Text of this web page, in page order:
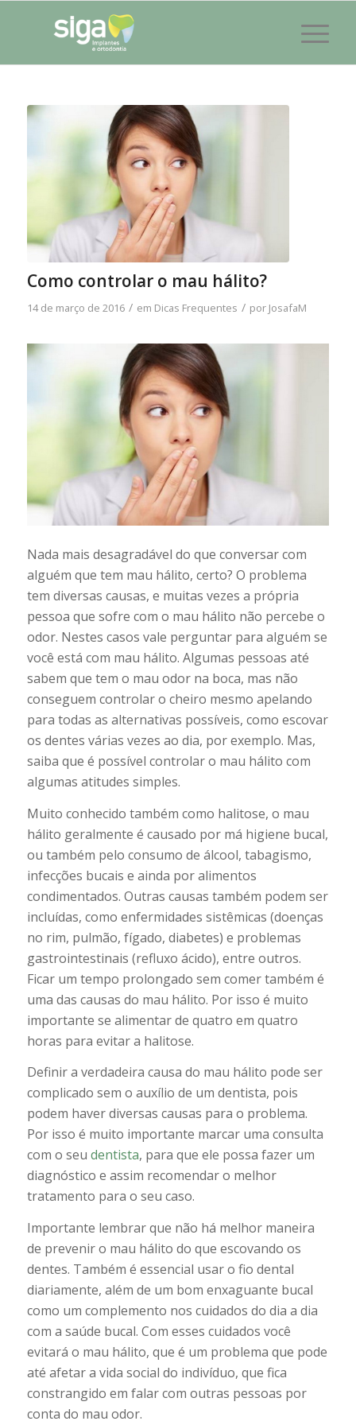
Como controlar o mau hálito?
14 de março de 2016 / em Dicas Frequentes / por JosafaM
Nada mais desagradável do que conversar com
alguém que tem mau hálito, certo? O problema
tem diversas causas, e muitas vezes a própria
pessoa que sofre com o mau hálito não percebe o
odor. Nestes casos vale perguntar para alguém se
você está com mau hálito. Algumas pessoas até
sabem que tem o mau odor na boca, mas não
conseguem controlar o cheiro mesmo apelando
para todas as alternativas possíveis, como escovar
os dentes várias vezes ao dia, por exemplo. Mas,
saiba que é possível controlar o mau hálito com
algumas atitudes simples.
Muito conhecido também como halitose, o mau
hálito geralmente é causado por má higiene bucal,
ou também pelo consumo de álcool, tabagismo,
infecções bucais e ainda por alimentos
condimentados. Outras causas também podem ser
incluídas, como enfermidades sistêmicas (doenças
no rim, pulmão, fígado, diabetes) e problemas
gastrointestinais (refluxo ácido), entre outros.
Ficar um tempo prolongado sem comer também é
uma das causas do mau hálito. Por isso é muito
importante se alimentar de quatro em quatro
horas para evitar a halitose.
Definir a verdadeira causa do mau hálito pode ser
complicado sem o auxílio de um dentista, pois
podem haver diversas causas para o problema.
Por isso é muito importante marcar uma consulta
com o seu dentista, para que ele possa fazer um
diagnóstico e assim recomendar o melhor
tratamento para o seu caso.
Importante lembrar que não há melhor maneira
de prevenir o mau hálito do que escovando os
dentes. Também é essencial usar o fio dental
diariamente, além de um bom enxaguante bucal
como um complemento nos cuidados do dia a dia
com a saúde bucal. Com esses cuidados você
evitará o mau hálito, que é um problema que pode
até afetar a vida social do indivíduo, que fica
constrangido em falar com outras pessoas por
conta do mau odor.